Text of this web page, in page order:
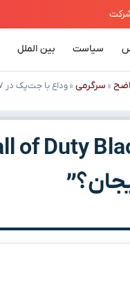
سیاست بین الملل
» سرگرمی »وداع با جت‌پک در Call of Duty Black Ops ۷: بازگشت به ریشه‌ها یا خداحافظی با هیجان؟”